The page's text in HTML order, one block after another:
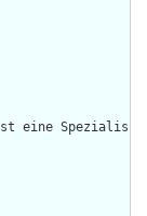
eine